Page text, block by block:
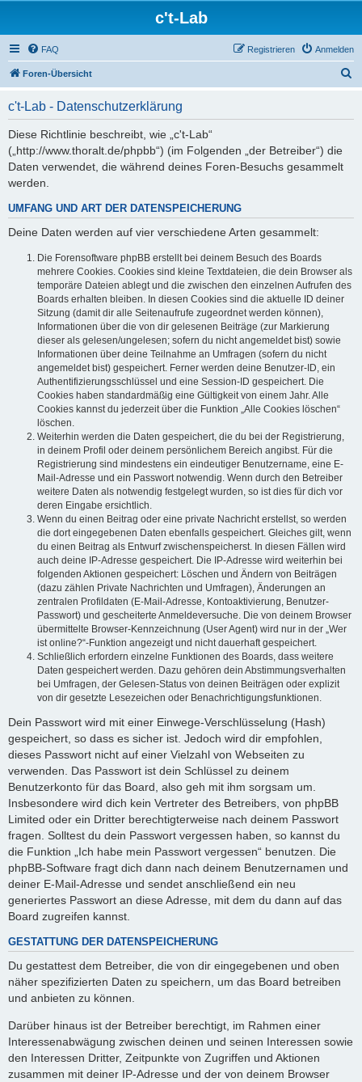
c't-Lab
FAQ Anmelden
Registrieren
Foren-Übersicht
c't-Lab - Datenschutzerklärung
Diese Richtlinie beschreibt, wie „c't-Lab“
(„http://www.thoralt.de/phpbb“) (im Folgenden „der Betreiber“) die
Daten verwendet, die während deines Foren-Besuchs gesammelt
werden.
UMFANG UND ART DER DATENSPEICHERUNG
Deine Daten werden auf vier verschiedene Arten gesammelt:
Die Forensoftware phpBB erstellt bei deinem Besuch des Boards
mehrere Cookies. Cookies sind kleine Textdateien, die dein Browser als
temporäre Dateien ablegt und die zwischen den einzelnen Aufrufen des
Boards erhalten bleiben. In diesen Cookies sind die aktuelle ID deiner
Sitzung (damit dir alle Seitenaufrufe zugeordnet werden können),
Informationen über die von dir gelesenen Beiträge (zur Markierung
dieser als gelesen/ungelesen; sofern du nicht angemeldet bist) sowie
Informationen über deine Teilnahme an Umfragen (sofern du nicht
angemeldet bist) gespeichert. Ferner werden deine Benutzer-ID, ein
Authentifizierungsschlüssel und eine Session-ID gespeichert. Die
Cookies haben standardmäßig eine Gültigkeit von einem Jahr. Alle
Cookies kannst du jederzeit über die Funktion „Alle Cookies löschen“
löschen.
Weiterhin werden die Daten gespeichert, die du bei der Registrierung,
in deinem Profil oder deinem persönlichem Bereich angibst. Für die
Registrierung sind mindestens ein eindeutiger Benutzername, eine E-
Mail-Adresse und ein Passwort notwendig. Wenn durch den Betreiber
weitere Daten als notwendig festgelegt wurden, so ist dies für dich vor
deren Eingabe ersichtlich.
Wenn du einen Beitrag oder eine private Nachricht erstellst, so werden
die dort eingegebenen Daten ebenfalls gespeichert. Gleiches gilt, wenn
du einen Beitrag als Entwurf zwischenspeicherst. In diesen Fällen wird
auch deine IP-Adresse gespeichert. Die IP-Adresse wird weiterhin bei
folgenden Aktionen gespeichert: Löschen und Ändern von Beiträgen
(dazu zählen Private Nachrichten und Umfragen), Änderungen an
zentralen Profildaten (E-Mail-Adresse, Kontoaktivierung, Benutzer-
Passwort) und gescheiterte Anmeldeversuche. Die von deinem Browser
übermittelte Browser-Kennzeichnung (User Agent) wird nur in der „Wer
ist online?“-Funktion angezeigt und nicht dauerhaft gespeichert.
Schließlich erfordern einzelne Funktionen des Boards, dass weitere
Daten gespeichert werden. Dazu gehören dein Abstimmungsverhalten
bei Umfragen, der Gelesen-Status von deinen Beiträgen oder explizit
von dir gesetzte Lesezeichen oder Benachrichtigungsfunktionen.
Dein Passwort wird mit einer Einwege-Verschlüsselung (Hash)
gespeichert, so dass es sicher ist. Jedoch wird dir empfohlen,
dieses Passwort nicht auf einer Vielzahl von Webseiten zu
verwenden. Das Passwort ist dein Schlüssel zu deinem
Benutzerkonto für das Board, also geh mit ihm sorgsam um.
Insbesondere wird dich kein Vertreter des Betreibers, von phpBB
Limited oder ein Dritter berechtigterweise nach deinem Passwort
fragen. Solltest du dein Passwort vergessen haben, so kannst du
die Funktion „Ich habe mein Passwort vergessen“ benutzen. Die
phpBB-Software fragt dich dann nach deinem Benutzernamen und
deiner E-Mail-Adresse und sendet anschließend ein neu
generiertes Passwort an diese Adresse, mit dem du dann auf das
Board zugreifen kannst.
GESTATTUNG DER DATENSPEICHERUNG
Du gestattest dem Betreiber, die von dir eingegebenen und oben
näher spezifizierten Daten zu speichern, um das Board betreiben
und anbieten zu können.
Darüber hinaus ist der Betreiber berechtigt, im Rahmen einer
Interessenabwägung zwischen deinen und seinen Interessen sowie
den Interessen Dritter, Zeitpunkte von Zugriffen und Aktionen
zusammen mit deiner IP-Adresse und der von deinem Browser